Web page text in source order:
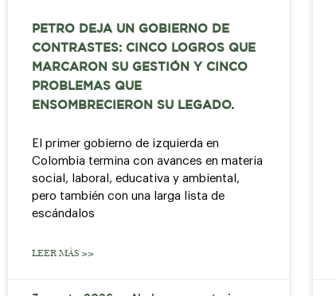
PETRO DEJA UN GOBIERNO DE
CONTRASTES: CINCO LOGROS QUE
MARCARON SU GESTIÓN Y CINCO
PROBLEMAS QUE
ENSOMBRECIERON SU LEGADO.
El primer gobierno de izquierda en
Colombia termina con avances en materia
social, laboral, educativa y ambiental,
pero también con una larga lista de
escándalos
LEER MÁS >>